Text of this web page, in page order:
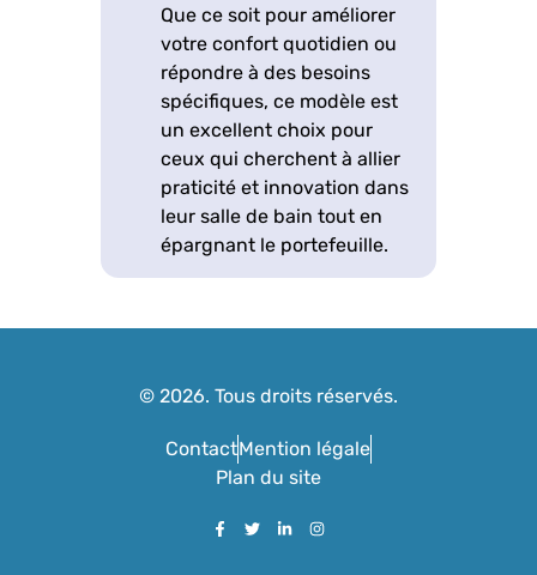
Que ce soit pour améliorer
votre confort quotidien ou
répondre à des besoins
spécifiques, ce modèle est
un excellent choix pour
ceux qui cherchent à allier
praticité et innovation dans
leur salle de bain tout en
épargnant le portefeuille.
© 2026. Tous droits réservés.
ContactMention légale
Plan du site